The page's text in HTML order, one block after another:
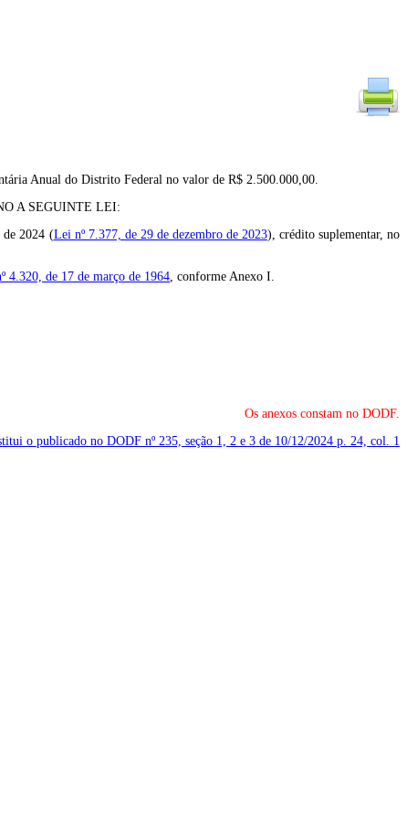
Anual do Distrito Federal no valor de R$ 2.500.000,00.
A SEGUINTE LEI:
de 2024 (Lei nº 7.377, de 29 de dezembro de 2023), crédito suplementar, no
4.320, de 17 de março de 1964, conforme Anexo I.
Os anexos constam no DODF.
o publicado no DODF nº 235, seção 1, 2 e 3 de 10/12/2024 p. 24, col. 1